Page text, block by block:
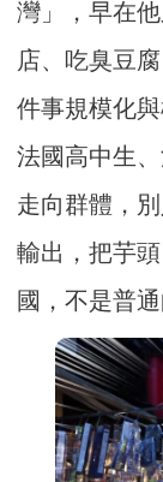
灣」，早在
店、吃臭豆
件事規模化
法國高中生
走向群體，
輸出，把芋
國，不是普